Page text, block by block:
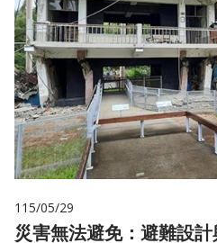
115/05/29
災害無法避免：避難設